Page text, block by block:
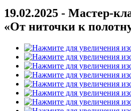
19.02.2025 - Мастер-
«От ниточки к